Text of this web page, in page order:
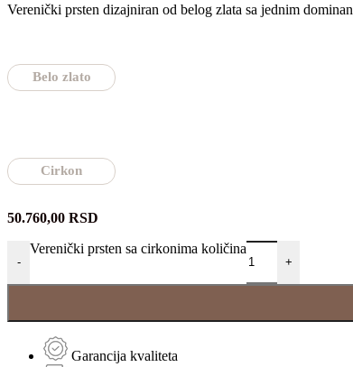
Verenički prsten dizajniran od belog zlata sa jednim
Belo zlato
Cirkon
50.760,00 RSD
-
Verenički prsten sa cirkonima količina
+
Garancija kvaliteta